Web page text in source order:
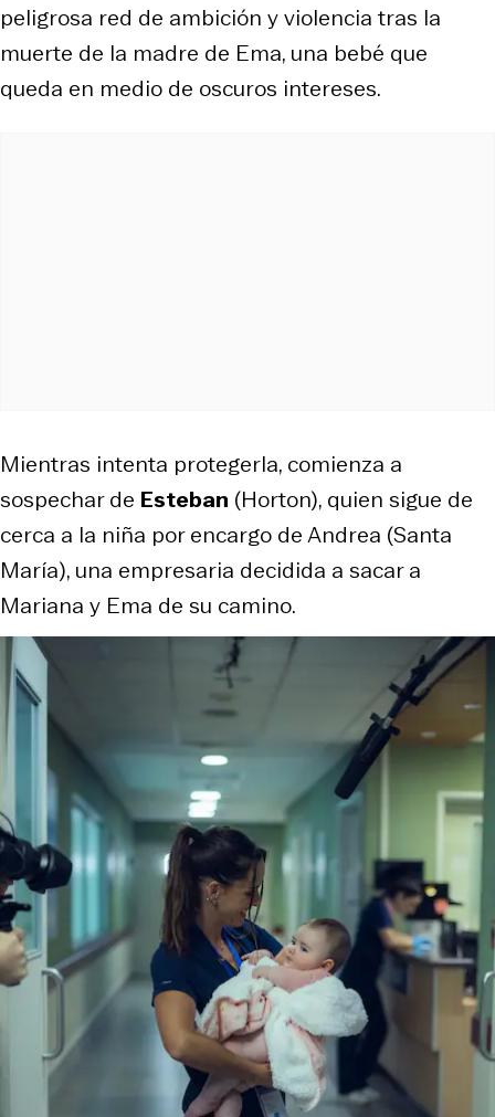
peligrosa red de ambición y violencia tras la
muerte de la madre de Ema, una bebé que
queda en medio de oscuros intereses.
Mientras intenta protegerla, comienza a
sospechar de Esteban (Horton), quien sigue de
cerca a la niña por encargo de Andrea (Santa
María), una empresaria decidida a sacar a
Mariana y Ema de su camino.